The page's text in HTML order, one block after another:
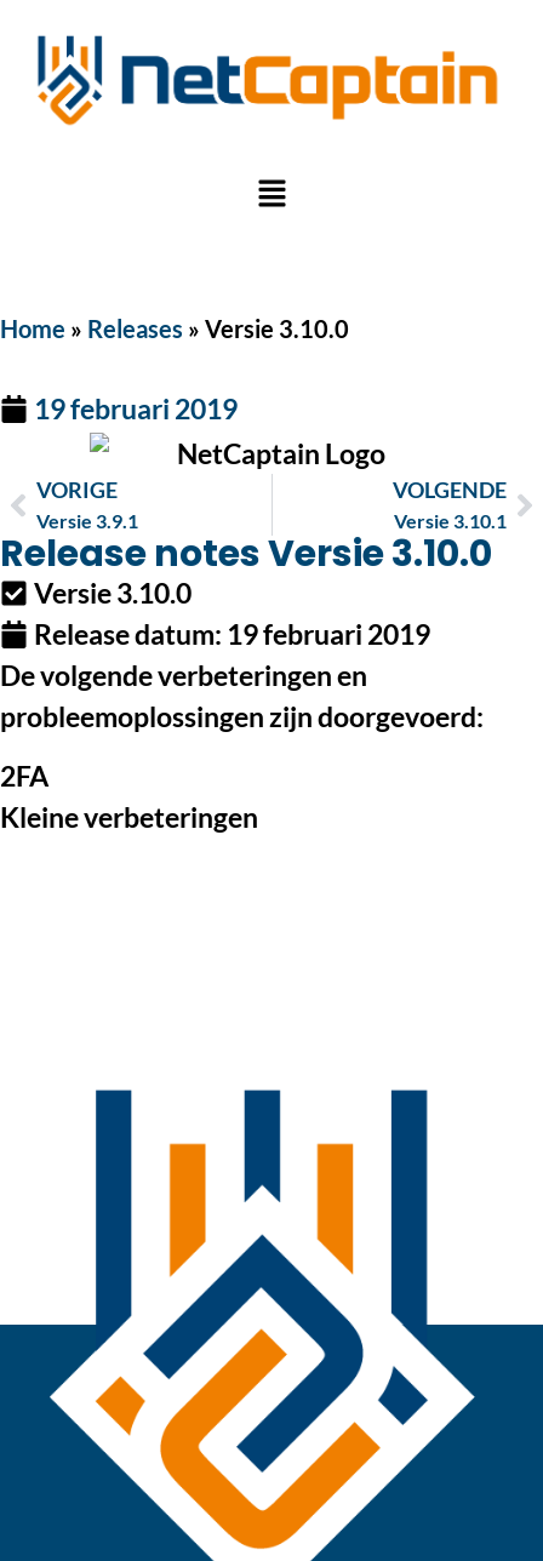
Home » Releases » Versie 3.10.0
19 februari 2019
VORIGE
Versie 3.9.1
VOLGENDE
Versie 3.10.1
Release notes Versie 3.10.0
Versie 3.10.0
Release datum: 19 februari 2019
De volgende verbeteringen en
probleemoplossingen zijn doorgevoerd:
2FA
Kleine verbeteringen